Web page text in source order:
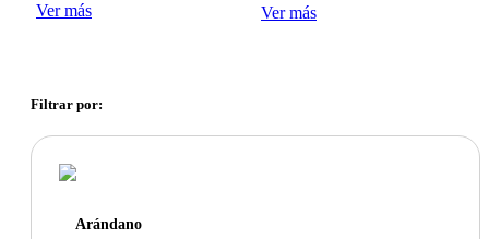
Ver más Ver más
Filtrar por:
Arándano